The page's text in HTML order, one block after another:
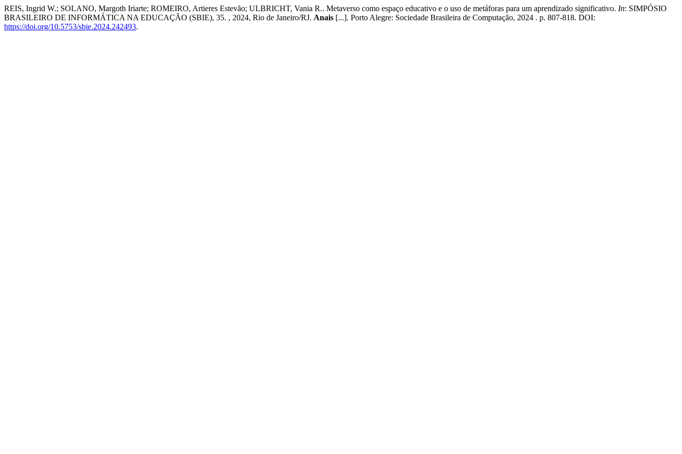
REIS, Ingrid W.; SOLANO, Margoth Iriarte; ROMEIRO, Artieres Estevão; ULBRICHT, Vania R.. Metaverso como espaço educativo e o uso de metáforas para um aprendizado significativo. In: SIMPÓSIO
BRASILEIRO DE INFORMÁTICA NA EDUCAÇÃO (SBIE), 35. , 2024, Rio de Janeiro/RJ. Anais [...]. Porto Alegre: Sociedade Brasileira de Computação, 2024 . p. 807-818. DOI:
https://doi.org/10.5753/sbie.2024.242493.